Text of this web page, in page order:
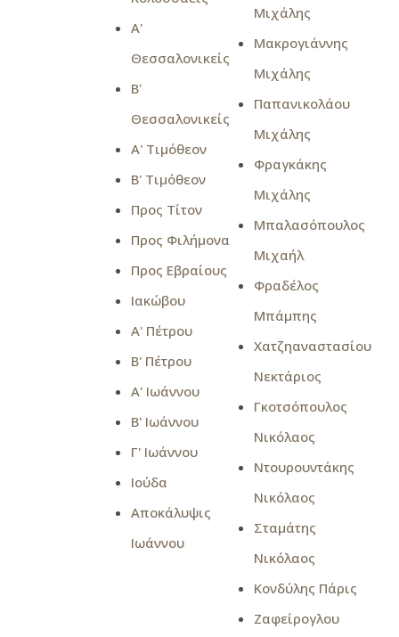
Α'
Θεσσαλονικείς
Β'
Θεσσαλονικείς
Α' Τιμόθεον
Β' Τιμόθεον
Προς Τίτον
Προς Φιλήμονα
Προς Εβραίους
Ιακώβου
Α' Πέτρου
Β' Πέτρου
Α' Ιωάννου
Β' Ιωάννου
Γ' Ιωάννου
Ιούδα
Αποκάλυψις
Ιωάννου
Μιχάλης
Μακρογιάννης
Μιχάλης
Παπανικολάου
Μιχάλης
Φραγκάκης
Μιχάλης
Μπαλασόπουλος
Μιχαήλ
Φραδέλος
Μπάμπης
Χατζηαναστασίου
Νεκτάριος
Γκοτσόπουλος
Νικόλαος
Ντουρουντάκης
Νικόλαος
Σταμάτης
Νικόλαος
Κονδύλης Πάρις
Ζαφείρογλου